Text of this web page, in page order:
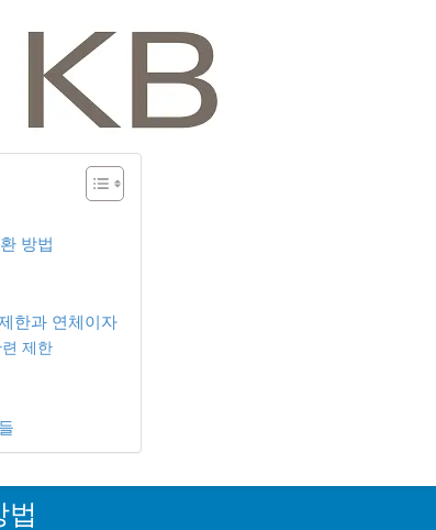
방법
한과 연체이자
제한
법